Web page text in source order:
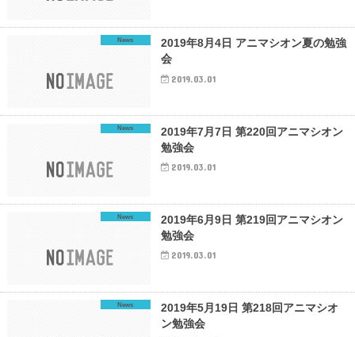
News
2019年8月4日 アニマシオン夏の勉強
会
2019.03.01
News
2019年7月7日 第220回アニマシオン
勉強会
2019.03.01
News
2019年6月9日 第219回アニマシオン
勉強会
2019.03.01
News
2019年5月19日 第218回アニマシオ
ン勉強会